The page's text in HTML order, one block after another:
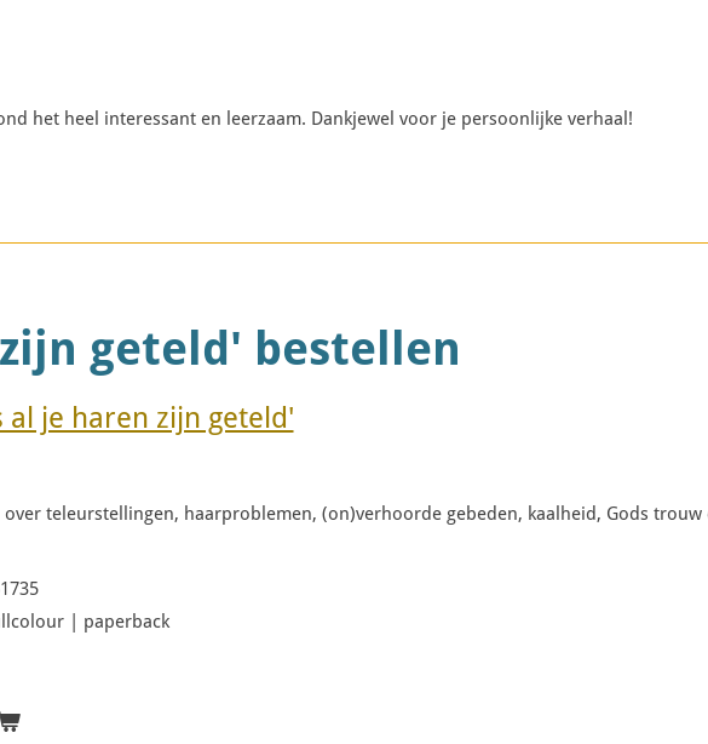
het heel interessant en leerzaam. Dankjewel voor je persoonlijke verhaal!
geteld' bestellen
al je haren zijn geteld'
over teleurstellingen, haarproblemen, (on)verhoorde gebeden, kaalheid, Gods
| paperback